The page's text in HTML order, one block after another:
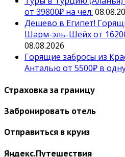
от 39800₽ на чел.
Дешево в Египет!
Шарм-эль-Шейх от
08.08.2026
Горящие забросы из
Анталью от 5500₽ в
Страховка за границу
Забронировать отель
Отправиться в круиз
Яндекс.Путешествия